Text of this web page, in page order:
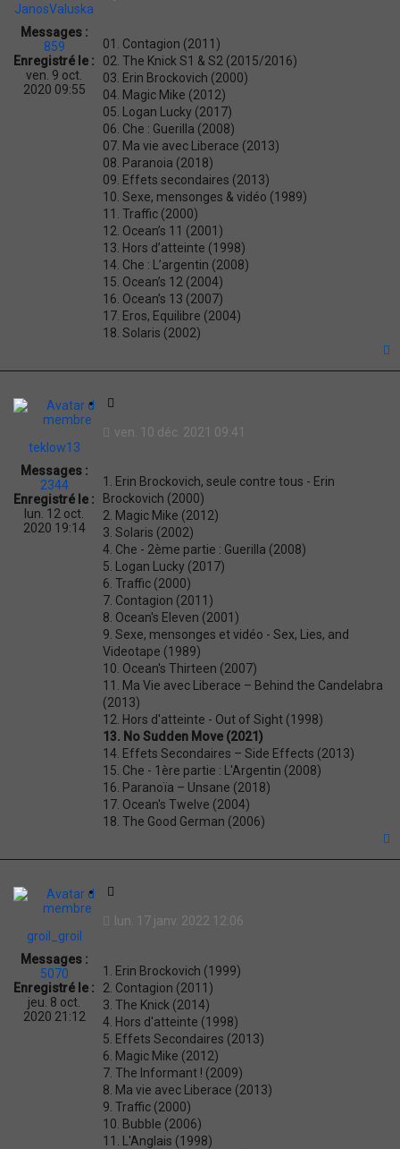
JanosValuska
Messages :
859
Enregistré le :
ven. 9 oct.
2020 09:55
i
o
n
01. Contagion (2011)
02. The Knick S1 & S2 (2015/2016)
03. Erin Brockovich (2000)
04. Magic Mike (2012)
05. Logan Lucky (2017)
06. Che : Guerilla (2008)
07. Ma vie avec Liberace (2013)
08. Paranoia (2018)
09. Effets secondaires (2013)
10. Sexe, mensonges & vidéo (1989)
11. Traffic (2000)
12. Ocean’s 11 (2001)
13. Hors d’atteinte (1998)
14. Che : L’argentin (2008)
15. Ocean’s 12 (2004)
16. Ocean’s 13 (2007)
17. Eros, Equilibre (2004)
18. Solaris (2002)
teklow13
Messages :
2344
Enregistré le :
lun. 12 oct.
2020 19:14
t
t
o
n
ven. 10 déc. 2021 09:41
1. Erin Brockovich, seule contre tous - Erin
Brockovich (2000)
2. Magic Mike (2012)
3. Solaris (2002)
4. Che - 2ème partie : Guerilla (2008)
5. Logan Lucky (2017)
6. Traffic (2000)
7. Contagion (2011)
8. Ocean's Eleven (2001)
9. Sexe, mensonges et vidéo - Sex, Lies, and
Videotape (1989)
10. Ocean's Thirteen (2007)
11. Ma Vie avec Liberace – Behind the Candelabra
(2013)
12. Hors d'atteinte - Out of Sight (1998)
13. No Sudden Move (2021)
14. Effets Secondaires – Side Effects (2013)
15. Che - 1ère partie : L'Argentin (2008)
16. Paranoïa – Unsane (2018)
17. Ocean's Twelve (2004)
18. The Good German (2006)
groil_groil
Messages :
5070
Enregistré le :
jeu. 8 oct.
2020 21:12
t
t
i
o
n
lun. 17 janv. 2022 12:06
1. Erin Brockovich (1999)
2. Contagion (2011)
3. The Knick (2014)
4. Hors d'atteinte (1998)
5. Effets Secondaires (2013)
6. Magic Mike (2012)
7. The Informant ! (2009)
8. Ma vie avec Liberace (2013)
9. Traffic (2000)
10. Bubble (2006)
11. L'Anglais (1998)